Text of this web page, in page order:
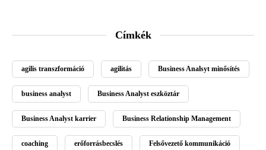
Címkék
agilis transzformáció agilitás Business Analsyt minősítés
business analyst Business Analyst eszköztár
Business Analyst karrier Business Relationship Management
coaching erőforrásbecslés Felsővezető kommunikáció